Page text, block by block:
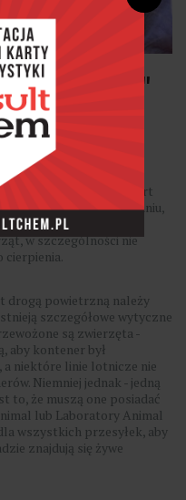
Label"
w komercyjny transport
do swojej roli w planowaniu,
- przestrzegać
w szczególności nie
cierpienia.
drogą powietrzną należy
szczegółowe wytyczne
są zwierzęta -
aby kontener był
niektóre linie lotnicze nie
Niemniej jednak - jedną
to, że muszą one posiadać
lub Laboratory Animal
wszystkich przesyłek, aby
znajdują się żywe